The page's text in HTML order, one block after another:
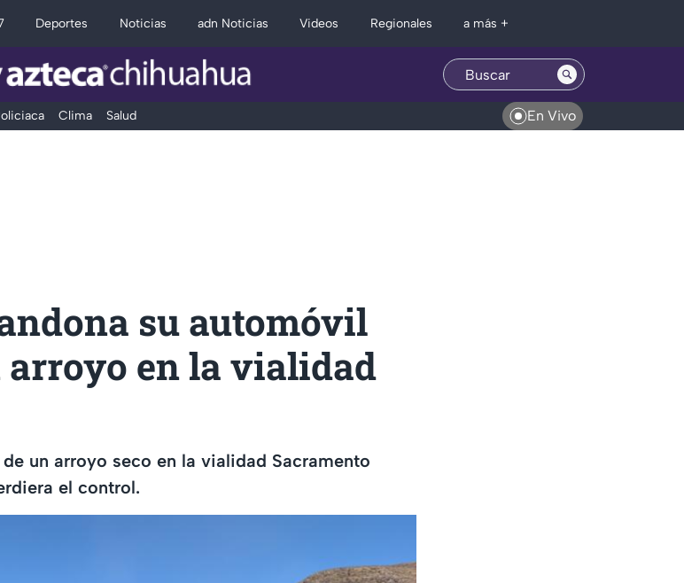
Deportes Noticias adn Noticias Videos Regionales a más +
Clima Salud En Vivo
su automóvil
arroyo en la vialidad
un arroyo seco en la vialidad Sacramento
el control.